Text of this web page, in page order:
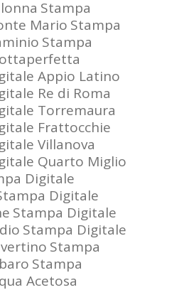
Stampa
Mario Stampa
Stampa
Appio Latino
Re di Roma
Torremaura
Frattocchie
Villanova
Quarto Miglio
Digitale
Digitale
Stampa Digitale
Stampa Digitale
Stampa
Stampa
Acetosa